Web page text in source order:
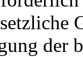
der